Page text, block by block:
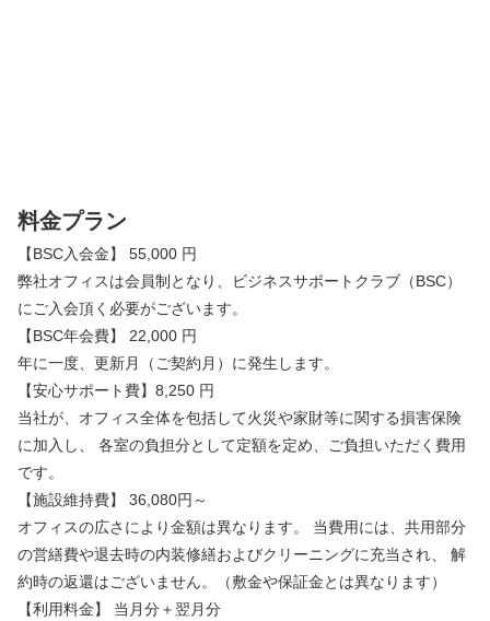
料金プラン
【BSC入会金】 55,000 円
弊社オフィスは会員制となり、ビジネスサポートクラブ（BSC）
にご入会頂く必要がございます。
【BSC年会費】 22,000 円
年に一度、更新月（ご契約月）に発生します。
【安心サポート費】8,250 円
当社が、オフィス全体を包括して火災や家財等に関する損害保険
に加入し、 各室の負担分として定額を定め、ご負担いただく費用
です。
【施設維持費】 36,080円～
オフィスの広さにより金額は異なります。 当費用には、共用部分
の営繕費や退去時の内装修繕およびクリーニングに充当され、 解
約時の返還はございません。（敷金や保証金とは異なります）
【利用料金】 当月分＋翌月分